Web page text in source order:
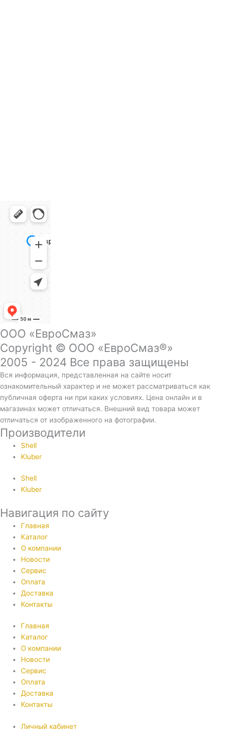
ООО «ЕвроСмаз»
Copyright © ООО «ЕвроСмаз®»
2005 - 2024 Все права защищены
Вся информация, представленная на сайте носит
ознакомительный характер и не может рассматриваться как
публичная оферта ни при каких условиях. Цена онлайн и в
магазинах может отличаться. Внешний вид товара может
отличаться от изображенного на фотографии.
Производители
Shell
Kluber
Shell
Kluber
Навигация по сайту
Главная
Каталог
О компании
Новости
Сервис
Оплата
Доставка
Контакты
Главная
Каталог
О компании
Новости
Сервис
Оплата
Доставка
Контакты
Личный кабинет